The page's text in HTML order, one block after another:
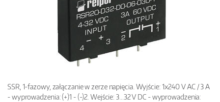
SSR, 1-fazowy, załączanie w zerze napięcia. Wyjście: 1x240 V AC / 3 A
- wyprowadzenia: (+)1 - (-)2. Wejście: 3...32 V DC - wyprowadzenia: